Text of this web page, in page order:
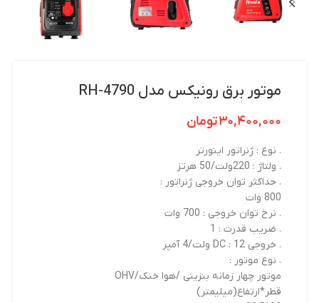
موتور برق رونیکس مدل RH-4790
۳۰,۴۰۰,۰۰۰تومان
. نوع : ژنراتور اینورتر
. ولتاژ : 220ولت/50 هرتز
. حداکثر توان خروجی ژنراتور :
800 وات
. نرخ توان خروجی : 700 وات
. ضریب قدرت : 1
. خروجی DC : 12 ولت/4 آمپر
. نوع موتور :
موتور چهار زمانه بنزینی /هوا خنک/OHV
قطر*ارتفاع(میلیمتر)